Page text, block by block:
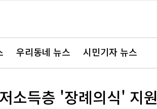
우리동네 뉴스 시민기자 뉴스
소득층 '장례의식' 지원